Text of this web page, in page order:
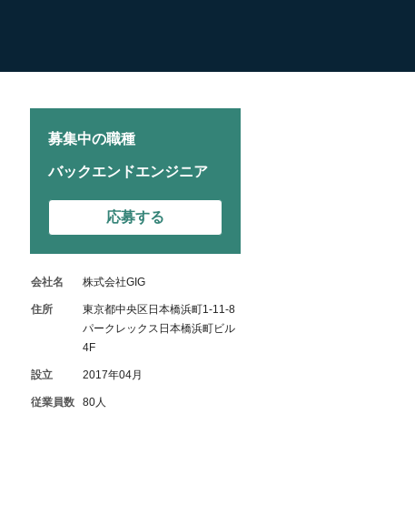
募集中の職種
バックエンドエンジニア
応募する
会社名 株式会社GIG
住所
東京都中央区日本橋浜町1-11-8
パークレックス日本橋浜町ビル
4F
設立 2017年04月
従業員数 80人